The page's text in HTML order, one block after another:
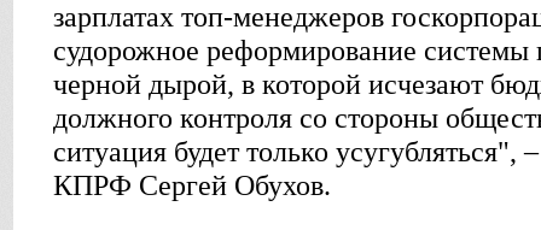
зарплатах топ-менеджеров
судорожное реформирование системы
черной дырой, в которой исчезают
должного контроля со стороны
ситуация будет только усугубляться",
КПРФ Сергей Обухов.